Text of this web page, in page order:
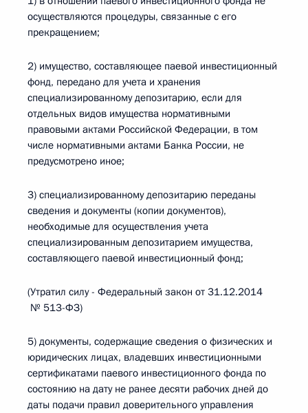
осуществляются процедуры, связанные с его
прекращением;
2) имущество, составляющее паевой инвестиционный
фонд, передано для учета и хранения
специализированному депозитарию, если для
отдельных видов имущества нормативными
правовыми актами Российской Федерации, в том
числе нормативными актами Банка России, не
предусмотрено иное;
3) специализированному депозитарию переданы
сведения и документы (копии документов),
необходимые для осуществления учета
специализированным депозитарием имущества,
составляющего паевой инвестиционный фонд;
(Утратил силу - Федеральный закон от 31.12.2014
№ 513-ФЗ)
5) документы, содержащие сведения о физических и
юридических лицах, владевших инвестиционными
сертификатами паевого инвестиционного фонда по
состоянию на дату не ранее десяти рабочих дней до
даты подачи правил доверительного управления